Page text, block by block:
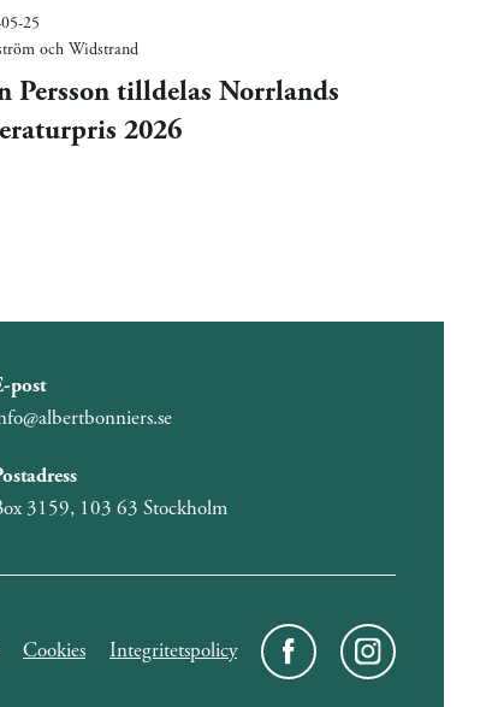
25
och Widstrand
Persson tilldelas Norrlands
2026
post
3159, 103 63 Stockholm
Cookies Integritetspolicy